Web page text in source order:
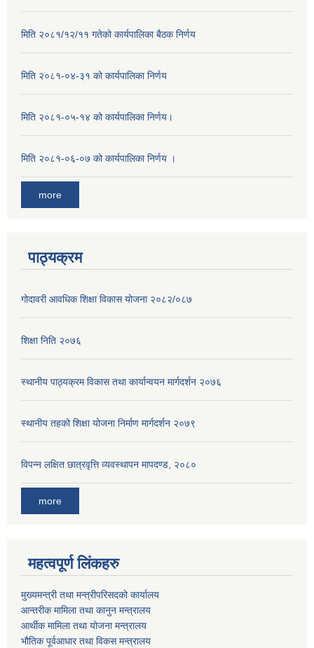
मिति २०८१/१२/११ गतेको कार्यपालिका बैठक निर्णय
मिति २०८१-०४-३१ को कार्यपालिका निर्णय
मिति २०८१-०५-१४ को कार्यपालिका निर्णय।
मिति २०८१-०६-०७ को कार्यपालिका निर्णय ।
more
पाठ्यक्रम
गोदावरी आवधिक शिक्षा विकास योजना २०८२/०८७
शिक्षा निति २०७६
स्थानीय पाठ्यक्रम विकास तथा कार्यान्वयन मार्गदर्शन २०७६
स्थानीय तहको शिक्षा योजना निर्माण मार्गदर्शन २०७९
विपन्न लक्षित छात्रवृत्ति व्यवस्थापन मापदण्ड, २०८०
more
महत्वपूर्ण लिंकहरु
मुख्यमन्त्री तथा मन्त्रीपरिसदको कार्यालय
आन्तरीक मामिला तथा कानुन मन्त्रालय
आर्थीक मामिला तथा योजना मन्त्रालय
भौतिक पूर्वआधार तथा विकस मन्त्रालय